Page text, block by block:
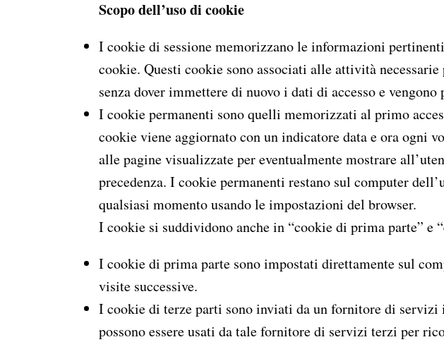
Scopo dell’uso di cookie
I cookie di sessione memorizzano le informazioni
cookie. Questi cookie sono associati alle attività
senza dover immettere di nuovo i dati di accesso e
I cookie permanenti sono quelli memorizzati al primo
cookie viene aggiornato con un indicatore data e ora ogni
alle pagine visualizzate per eventualmente mostrare
precedenza. I cookie permanenti restano sul computer
qualsiasi momento usando le impostazioni del browser.
I cookie si suddividono anche in “cookie di prima parte” e
I cookie di prima parte sono impostati direttamente sul
visite successive.
I cookie di terze parti sono inviati da un fornitore di
possono essere usati da tale fornitore di servizi terzi per